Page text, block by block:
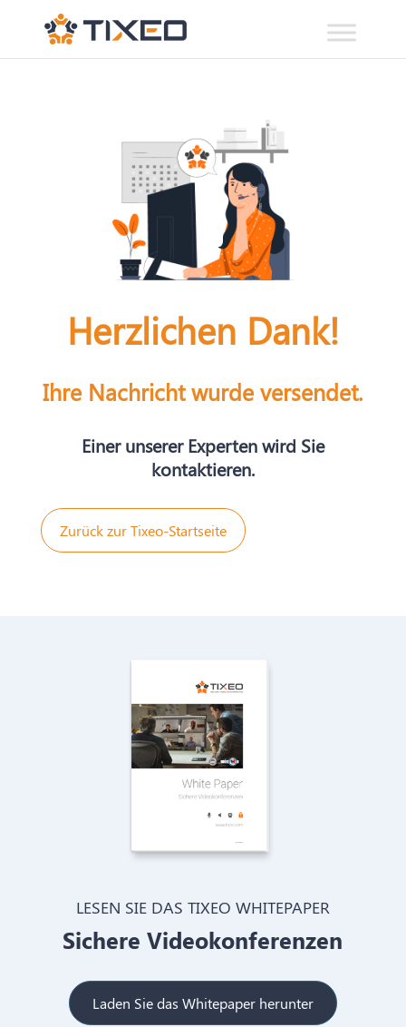
Herzlichen Dank!
Ihre Nachricht wurde versendet.
Einer unserer Experten wird Sie
kontaktieren.
Zurück zur Tixeo-Startseite
LESEN SIE DAS TIXEO WHITEPAPER
Sichere Videokonferenzen
Laden Sie das Whitepaper herunter